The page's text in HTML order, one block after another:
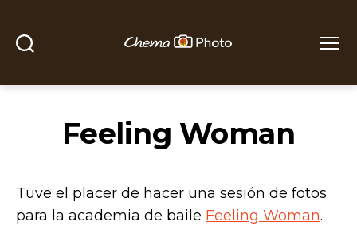
Photo
Feeling Woman
Tuve el placer de hacer una sesión de fotos
para la academia de baile Feeling Woman.